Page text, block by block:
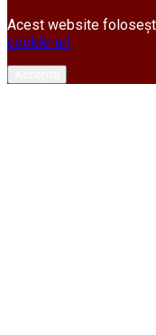
Acest website
cookie-uri